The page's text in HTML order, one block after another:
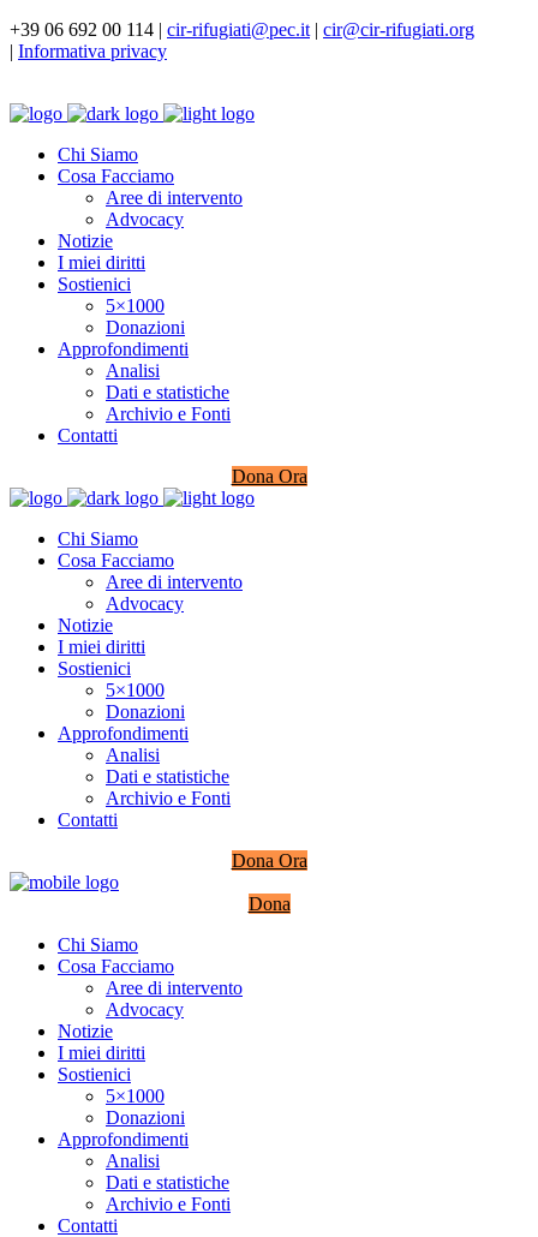
+39 06 692 00 114 | cir-rifugiati@pec.it | cir@cir-rifugiati.org
| Informativa privacy
Chi Siamo
Cosa Facciamo
Aree di intervento
Advocacy
Notizie
I miei diritti
Sostienici
5×1000
Donazioni
Approfondimenti
Analisi
Dati e statistiche
Archivio e Fonti
Contatti
Dona Ora
Chi Siamo
Cosa Facciamo
Aree di intervento
Advocacy
Notizie
I miei diritti
Sostienici
5×1000
Donazioni
Approfondimenti
Analisi
Dati e statistiche
Archivio e Fonti
Contatti
Dona Ora
Dona
Chi Siamo
Cosa Facciamo
Aree di intervento
Advocacy
Notizie
I miei diritti
Sostienici
5×1000
Donazioni
Approfondimenti
Analisi
Dati e statistiche
Archivio e Fonti
Contatti